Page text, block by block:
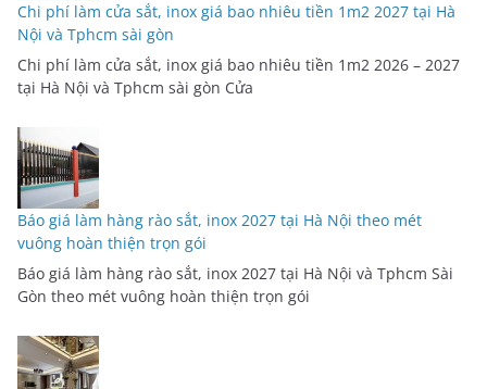
Chi phí làm cửa sắt, inox giá bao nhiêu tiền 1m2 2027 tại Hà
Nội và Tphcm sài gòn
Chi phí làm cửa sắt, inox giá bao nhiêu tiền 1m2 2026 – 2027
tại Hà Nội và Tphcm sài gòn Cửa
Báo giá làm hàng rào sắt, inox 2027 tại Hà Nội theo mét
vuông hoàn thiện trọn gói
Báo giá làm hàng rào sắt, inox 2027 tại Hà Nội và Tphcm Sài
Gòn theo mét vuông hoàn thiện trọn gói